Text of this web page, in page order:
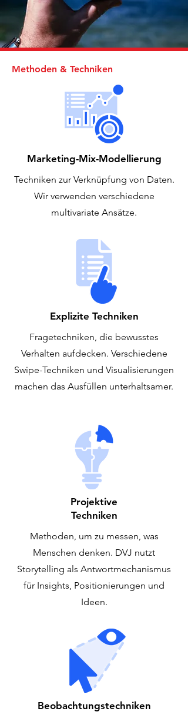
Methoden & Techniken
Marketing-Mix-Modellierung
Techniken zur Verknüpfung von Daten.
Wir verwenden verschiedene
multivariate Ansätze.
Explizite Techniken
Fragetechniken, die bewusstes
Verhalten aufdecken. Verschiedene
Swipe-Techniken und Visualisierungen
machen das Ausfüllen unterhaltsamer.
Projektive
Techniken
Methoden, um zu messen, was
Menschen denken. DVJ nutzt
Storytelling als Antwortmechanismus
für Insights, Positionierungen und
Ideen.
Beobachtungstechniken